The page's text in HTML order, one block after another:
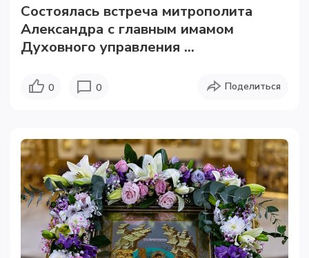
Состоялась встреча митрополита
Александра с главным имамом
Духовного управления ...
0 0 Поделиться